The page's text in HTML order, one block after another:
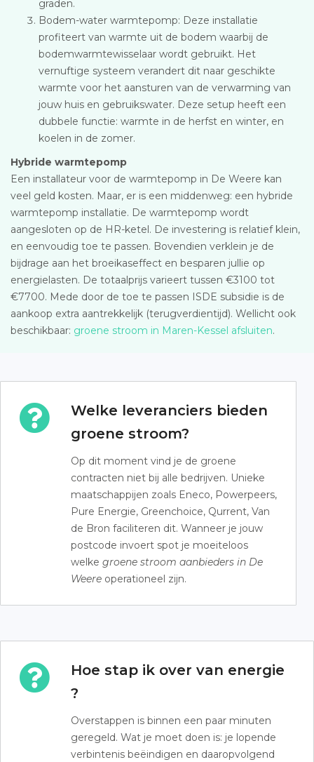
graden.
Bodem-water warmtepomp: Deze installatie
profiteert van warmte uit de bodem waarbij de
bodemwarmtewisselaar wordt gebruikt. Het
vernuftige systeem verandert dit naar geschikte
warmte voor het aansturen van de verwarming van
jouw huis en gebruikswater. Deze setup heeft een
dubbele functie: warmte in de herfst en winter, en
koelen in de zomer.
Hybride warmtepomp
Een installateur voor de warmtepomp in De Weere kan
veel geld kosten. Maar, er is een middenweg: een hybride
warmtepomp installatie. De warmtepomp wordt
aangesloten op de HR-ketel. De investering is relatief klein,
en eenvoudig toe te passen. Bovendien verklein je de
bijdrage aan het broeikaseffect en besparen jullie op
energielasten. De totaalprijs varieert tussen €3100 tot
€7700. Mede door de toe te passen ISDE subsidie is de
aankoop extra aantrekkelijk (terugverdientijd). Wellicht ook
beschikbaar: groene stroom in Maren-Kessel afsluiten.
Welke leveranciers bieden
groene stroom?
Op dit moment vind je de groene
contracten niet bij alle bedrijven. Unieke
maatschappijen zoals Eneco, Powerpeers,
Pure Energie, Greenchoice, Qurrent, Van
de Bron faciliteren dit. Wanneer je jouw
postcode invoert spot je moeiteloos
welke groene stroom aanbieders in De
Weere operationeel zijn.
Hoe stap ik over van energie
?
Overstappen is binnen een paar minuten
geregeld. Wat je moet doen is: je lopende
verbintenis beëindigen en daaropvolgend